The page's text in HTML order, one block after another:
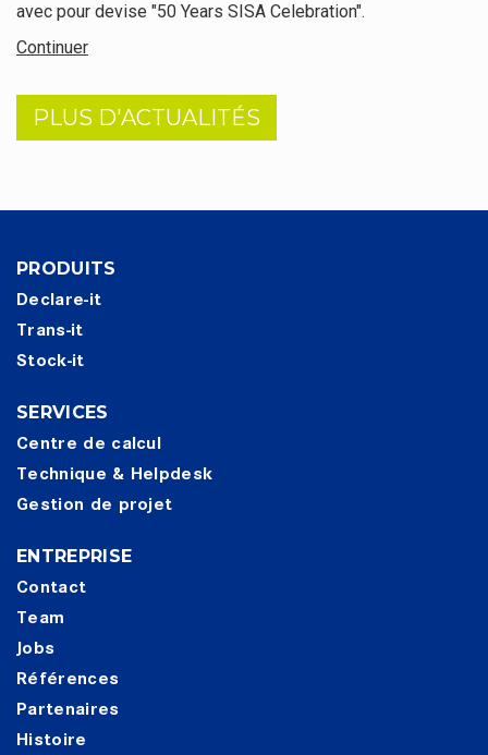
avec pour devise "50 Years SISA Celebration".
Continuer
PLUS D'ACTUALITÉS
PRODUITS
Declare-it
Trans-it
Stock-it
SERVICES
Centre de calcul
Technique & Helpdesk
Gestion de projet
ENTREPRISE
Contact
Team
Jobs
Références
Partenaires
Histoire